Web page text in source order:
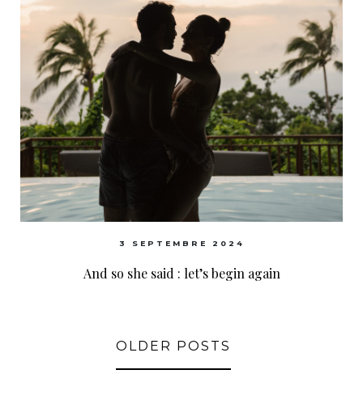
3 SEPTEMBRE 2024
And so she said : let’s begin again
OLDER POSTS